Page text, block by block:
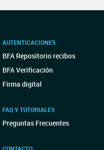
AUTENTICACIONES
BFA Repositorio recibos
BFA Verificación
Firma digital
FAQ Y TUTORIALES
Preguntas Frecuentes